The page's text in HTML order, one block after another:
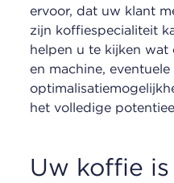
ervoor, dat uw klant
zijn koffiespecialiteit
helpen u te kijken wat
en machine,
het volledige
Uw koffie